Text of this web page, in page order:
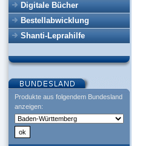
Digitale Bücher
Bestellabwicklung
Shanti-Leprahilfe
Produkte aus folgendem Bundesland
anzeigen: